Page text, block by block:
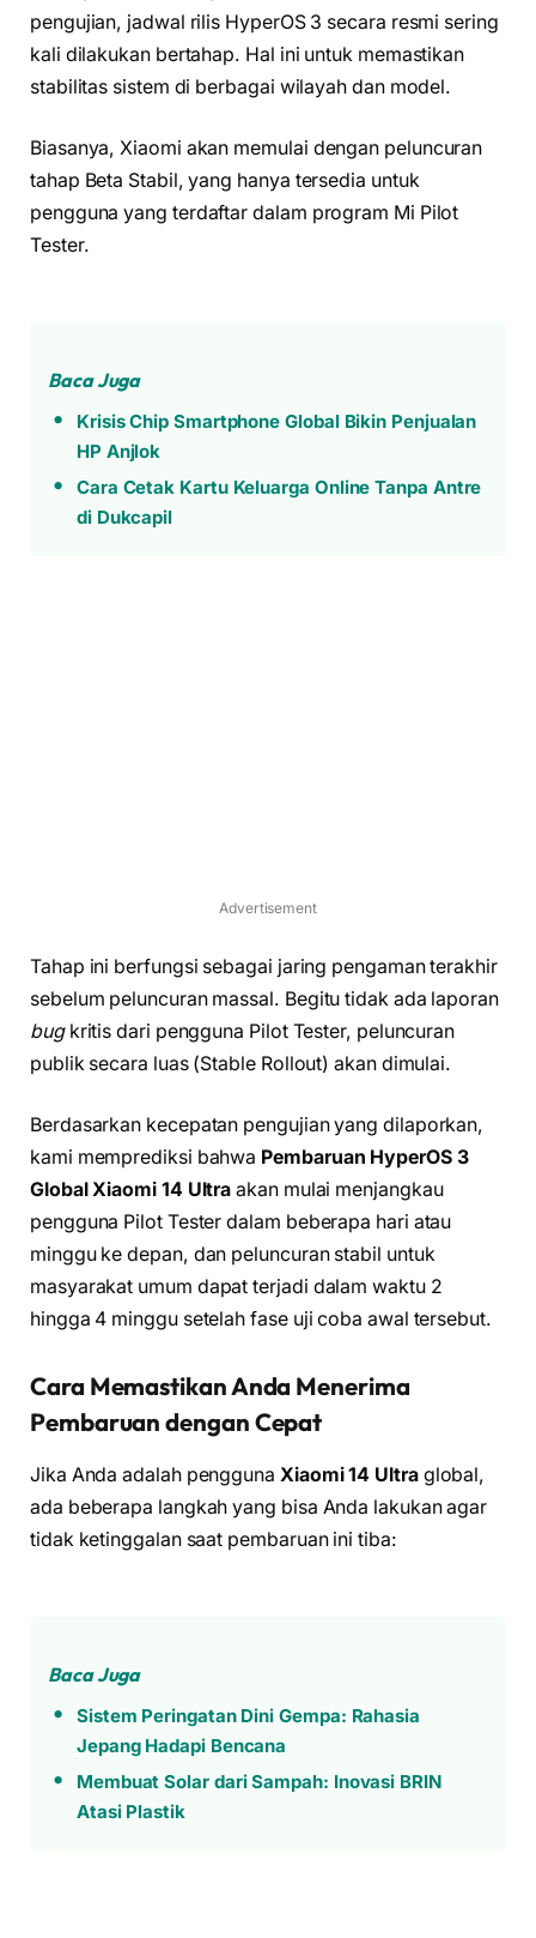
pengujian, jadwal rilis HyperOS 3 secara resmi sering
kali dilakukan bertahap. Hal ini untuk memastikan
stabilitas sistem di berbagai wilayah dan model.
Biasanya, Xiaomi akan memulai dengan peluncuran
tahap Beta Stabil, yang hanya tersedia untuk
pengguna yang terdaftar dalam program Mi Pilot
Tester.
Baca Juga
Krisis Chip Smartphone Global Bikin Penjualan
HP Anjlok
Cara Cetak Kartu Keluarga Online Tanpa Antre
di Dukcapil
Advertisement
Tahap ini berfungsi sebagai jaring pengaman terakhir
sebelum peluncuran massal. Begitu tidak ada laporan
bugkritis dari pengguna Pilot Tester, peluncuran
publik secara luas (Stable Rollout) akan dimulai.
Berdasarkan kecepatan pengujian yang dilaporkan,
kami memprediksi bahwa Pembaruan HyperOS 3
Global Xiaomi 14 Ultra akan mulai menjangkau
pengguna Pilot Tester dalam beberapa hari atau
minggu ke depan, dan peluncuran stabil untuk
masyarakat umum dapat terjadi dalam waktu 2
hingga 4 minggu setelah fase uji coba awal tersebut.
Cara Memastikan Anda Menerima
Pembaruan dengan Cepat
Jika Anda adalah pengguna Xiaomi 14 Ultraglobal,
ada beberapa langkah yang bisa Anda lakukan agar
tidak ketinggalan saat pembaruan ini tiba:
Baca Juga
Sistem Peringatan Dini Gempa: Rahasia
Jepang Hadapi Bencana
Membuat Solar dari Sampah: Inovasi BRIN
Atasi Plastik